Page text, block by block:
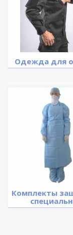
Одежда для
Комплекты